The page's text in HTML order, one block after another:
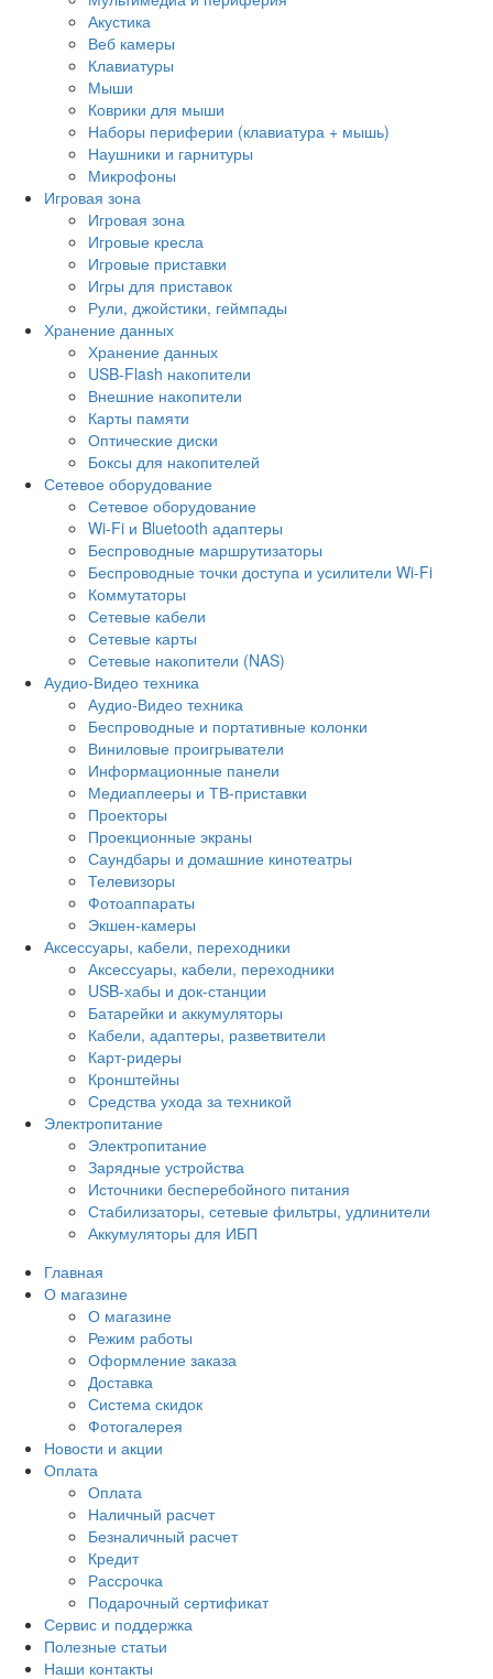
Акустика
Веб камеры
Клавиатуры
Мыши
Коврики для мыши
Наборы периферии (клавиатура + мышь)
Наушники и гарнитуры
Микрофоны
Игровая зона
Игровая зона
Игровые кресла
Игровые приставки
Игры для приставок
Рули, джойстики, геймпады
Хранение данных
Хранение данных
USB-Flash накопители
Внешние накопители
Карты памяти
Оптические диски
Боксы для накопителей
Сетевое оборудование
Сетевое оборудование
Wi-Fi и Bluetooth адаптеры
Беспроводные маршрутизаторы
Беспроводные точки доступа и усилители Wi-Fi
Коммутаторы
Сетевые кабели
Сетевые карты
Сетевые накопители (NAS)
Аудио-Видео техника
Аудио-Видео техника
Беспроводные и портативные колонки
Виниловые проигрыватели
Информационные панели
Медиаплееры и ТВ-приставки
Проекторы
Проекционные экраны
Саундбары и домашние кинотеатры
Телевизоры
Фотоаппараты
Экшен-камеры
Аксессуары, кабели, переходники
Аксессуары, кабели, переходники
USB-хабы и док-станции
Батарейки и аккумуляторы
Кабели, адаптеры, разветвители
Карт-ридеры
Кронштейны
Средства ухода за техникой
Электропитание
Электропитание
Зарядные устройства
Источники бесперебойного питания
Стабилизаторы, сетевые фильтры, удлинители
Аккумуляторы для ИБП
Главная
О магазине
О магазине
Режим работы
Оформление заказа
Доставка
Система скидок
Фотогалерея
Новости и акции
Оплата
Оплата
Наличный расчет
Безналичный расчет
Кредит
Рассрочка
Подарочный сертификат
Сервис и поддержка
Полезные статьи
Наши контакты